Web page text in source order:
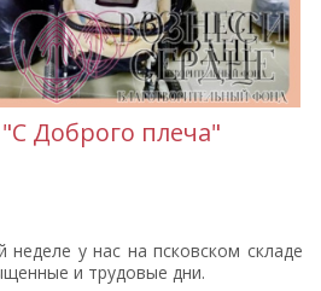
Доброго плеча"
неделе у нас на псковском складе
и трудовые дни.